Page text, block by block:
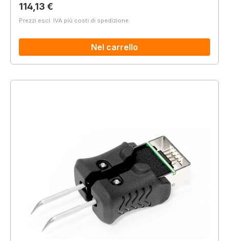
Prezzo normale:
114,13 €
Prezzi escl. IVA più costi di spedizione
Nel carrello